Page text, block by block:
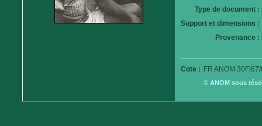
Type de document :
Support et dimensions :
Provenance :
Cote : FR ANOM
© ANOM sous